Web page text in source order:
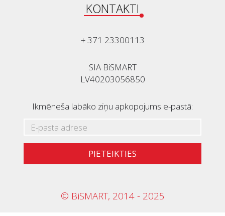
KONTAKTI
+ 371 23300113
SIA BiSMART
LV40203056850
Ikmēneša labāko ziņu apkopojums e-pastā:
PIETEIKTIES
© BiSMART, 2014 - 2025